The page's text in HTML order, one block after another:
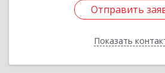
Отправить
Показать
Отправить
Назад